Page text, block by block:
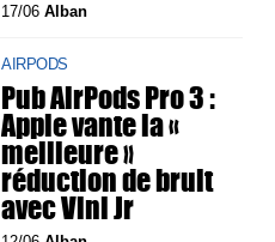
17/06Alban
AIRPODS
Pub AirPods Pro 3 :
Apple vante la «
meilleure »
réduction de bruit
avec Vini Jr